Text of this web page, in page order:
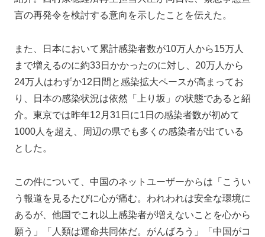
言の再発令を検討する意向を示したことを伝えた。
また、日本において累計感染者数が10万人から15万人
まで増えるのに約33日かかったのに対し、20万人から
24万人はわずか12日間と感染拡大ペースが高まってお
り、日本の感染状況は依然「上り坂」の状態であると紹
介。東京では昨年12月31日に1日の感染者数が初めて
1000人を超え、周辺の県でも多くの感染者が出ている
とした。
この件について、中国のネットユーザーからは「こうい
う報道を見るたびに心が痛む。われわれは安全な環境に
あるが、他国でこれ以上感染者が増えないことを心から
願う」「人類は運命共同体だ。がんばろう」「中国がコ